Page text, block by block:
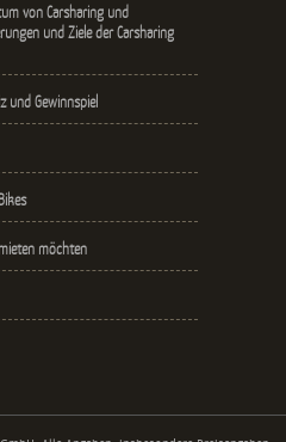
von Carsharing und
und Ziele der Carsharing
und Gewinnspiel
möchten